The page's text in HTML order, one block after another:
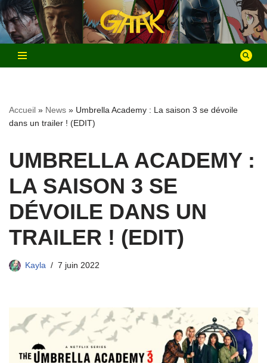
Aller
au
contenu
Accueil » News » Umbrella Academy : La saison 3 se dévoile
dans un trailer ! (EDIT)
UMBRELLA ACADEMY :
LA SAISON 3 SE
DÉVOILE DANS UN
TRAILER ! (EDIT)
Kayla 7 juin 2022